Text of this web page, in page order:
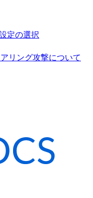
定の選択
リング攻撃について